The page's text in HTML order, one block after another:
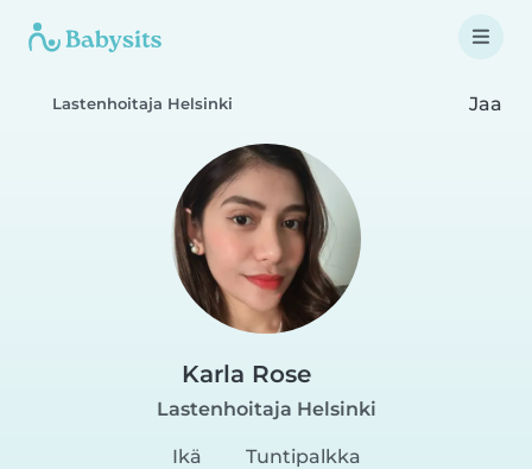
Lastenhoitaja Helsinki Jaa
Karla Rose
Lastenhoitaja Helsinki
Ikä
Tuntipalkka